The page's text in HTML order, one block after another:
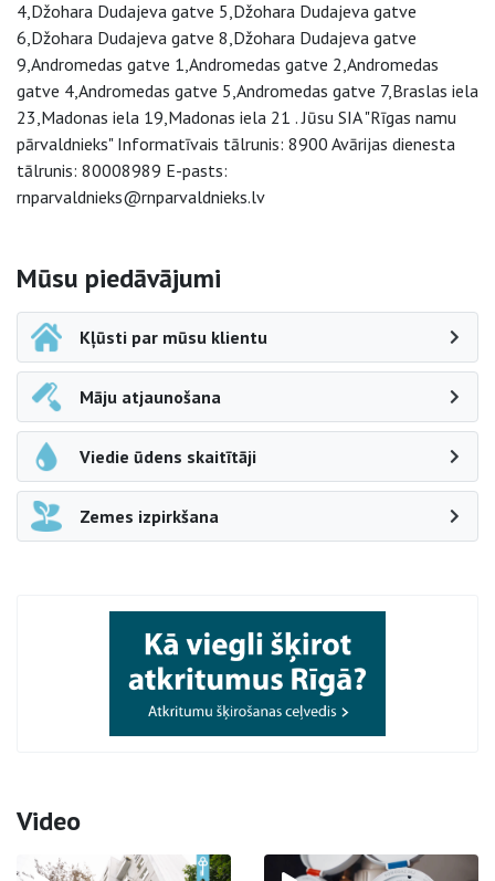
4,Džohara Dudajeva gatve 5,Džohara Dudajeva gatve
6,Džohara Dudajeva gatve 8,Džohara Dudajeva gatve
9,Andromedas gatve 1,Andromedas gatve 2,Andromedas
gatve 4,Andromedas gatve 5,Andromedas gatve 7,Braslas iela
23,Madonas iela 19,Madonas iela 21 . Jūsu SIA "Rīgas namu
pārvaldnieks" Informatīvais tālrunis: 8900 Avārijas dienesta
tālrunis: 80008989 E-pasts:
rnparvaldnieks@rnparvaldnieks.lv
Sāna navigācija
Mūsu piedāvājumi
Kļūsti par mūsu klientu
Māju atjaunošana
Viedie ūdens skaitītāji
Zemes izpirkšana
Video